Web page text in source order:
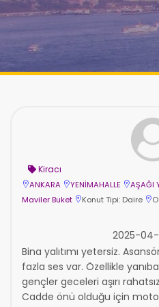
Kiracı
ANKARA YENİMAHALLE AŞAĞI
Maviler Buket
Konut Tipi: Daire
2025-
Bina yalıtımı yetersiz.
fazla ses var. Özellikle
gençler geceleri aşırı
Cadde önü olduğu için